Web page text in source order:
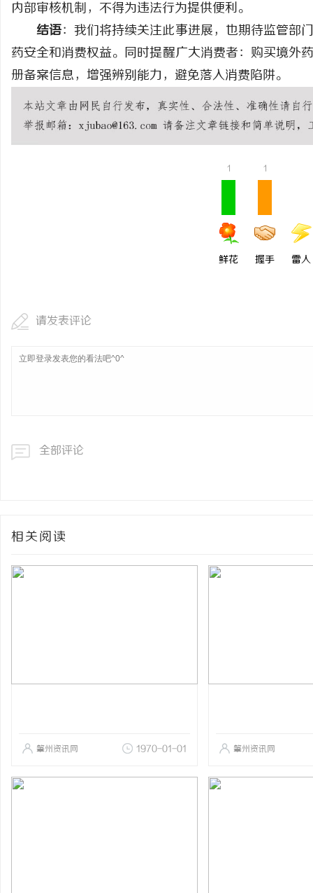
内部审核机制，不得为违法行为提供便利。
结语：我们将持续关注此事进展，也期待监管部
药安全和消费权益。同时提醒广大消费者：购买境外
册备案信息，增强辨别能力，避免落入消费陷阱。
1
鲜花
1
握手 雷人
请发表评论
全部评论
相关阅读
肇州资讯网 1970-01-01 肇州资讯网